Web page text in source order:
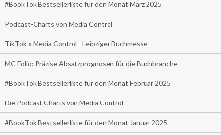
#BookTok Bestsellerliste für den Monat März 2025
Podcast-Charts von Media Control
TikTok x Media Control - Leipziger Buchmesse
MC Folio: Präzise Absatzprognosen für die Buchbranche
#BookTok Bestsellerliste für den Monat Februar 2025
Die Podcast Charts von Media Control
#BookTok Bestsellerliste für den Monat Januar 2025